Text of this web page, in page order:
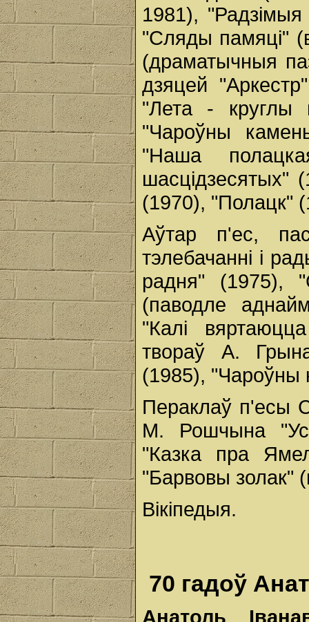
1981),
"Сляды памяці"
(драматычныя
дзяцей
"Лета - круглы
"Чароўны
"Наша
шасцідзесятых"
(1970), "Полацк"
Аўтар п'ес,
тэлебачанні і
радня" (1975),
(паводле
"Калі
твораў А.
(1985), "Чароўны
Пераклаў п'есы
М. Рошчына
"Казка пра
"Барвовы золак"
Вікіпедыя.
70 гадоў
Анатоль